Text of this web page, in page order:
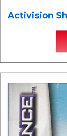
Activision